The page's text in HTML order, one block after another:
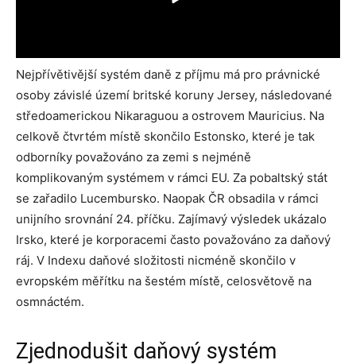
Nejpřívětivější systém daně z příjmu má pro právnické
osoby závislé území britské koruny Jersey, následované
středoamerickou Nikaraguou a ostrovem Mauricius. Na
celkově čtvrtém místě skončilo Estonsko, které je tak
odborníky považováno za zemi s nejméně
komplikovaným systémem v rámci EU. Za pobaltský stát
se zařadilo Lucembursko. Naopak ČR obsadila v rámci
unijního srovnání 24. příčku. Zajímavý výsledek ukázalo
Irsko, které je korporacemi často považováno za daňový
ráj. V Indexu daňové složitosti nicméně skončilo v
evropském měřítku na šestém místě, celosvětově na
osmnáctém.
Zjednodušit daňový systém